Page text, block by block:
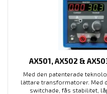
AX501, AX502 &
Med den patenterade
lättare transformatorer. Med
switchade, fås stabilitet,